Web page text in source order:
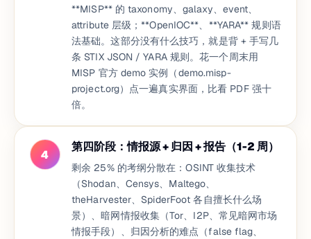
**MISP** 的 taxonomy、galaxy、event、
attribute 层级；**OpenIOC**、**YARA** 规则语
法基础。这部分没有什么技巧，就是背 + 手写几
条 STIX JSON / YARA 规则。花一个周末用
MISP 官方 demo 实例（demo.misp-
project.org）点一遍真实界面，比看 PDF 强十
倍。
4
第四阶段：情报源 + 归因 + 报告（1-2 周）
剩余 25% 的考纲分散在：OSINT 收集技术
（Shodan、Censys、Maltego、
theHarvester、SpiderFoot 各自擅长什么场
景）、暗网情报收集（Tor、I2P、常见暗网市场
情报手段）、归因分析的难点（false flag、